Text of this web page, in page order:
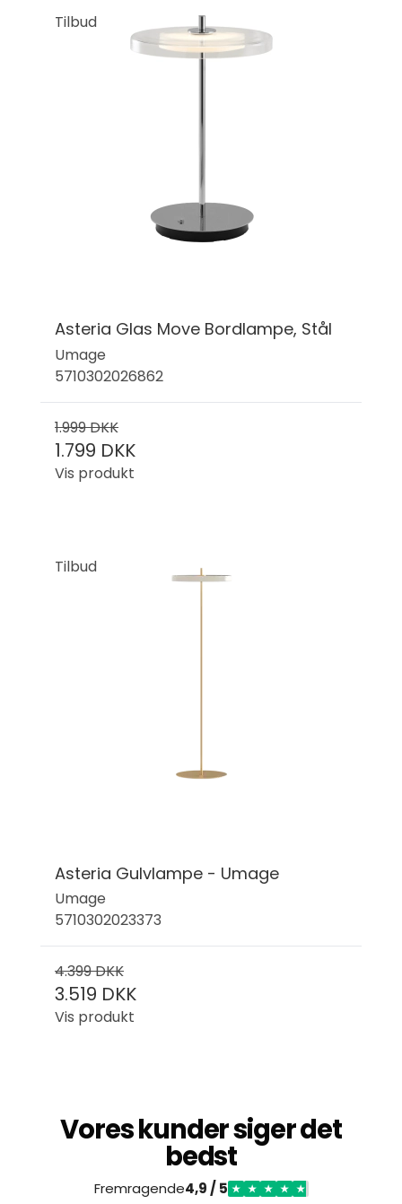
Tilbud
Asteria Glas Move Bordlampe, Stål
Umage
5710302026862
1.999 DKK
1.799 DKK
Vis produkt
Tilbud
Asteria Gulvlampe - Umage
Umage
5710302023373
4.399 DKK
3.519 DKK
Vis produkt
Vores kunder siger det
bedst
Fremragende4,9 / 5 ★ ★ ★ ★ ★